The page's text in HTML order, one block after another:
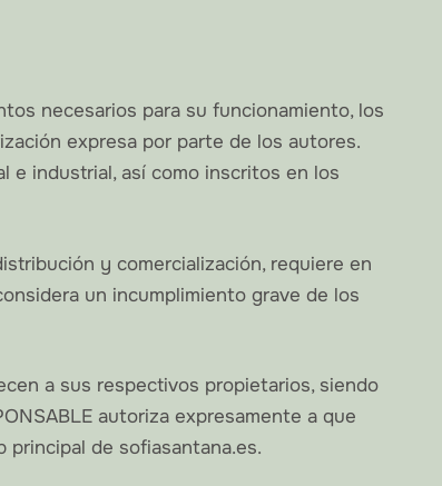
necesarios para su funcionamiento, los
expresa por parte de los autores.
e industrial, así como inscritos en los
y comercialización, requiere en
un incumplimiento grave de los
a sus respectivos propietarios, siendo
autoriza expresamente a que
de sofiasantana.es.